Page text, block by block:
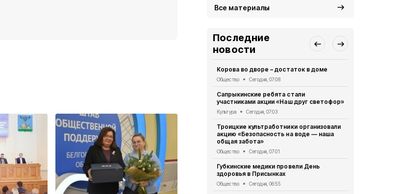
Все материалы
Последние
новости
Корова во дворе – достаток в доме
Общество Сегодня, 07:08
Сапрыкинские ребята стали
участниками акции «Наш друг светофор»
Культура Сегодня, 07:03
Троицкие культработники организовали
акцию «Безопасность на воде — наша
общая забота»
Общество Сегодня, 07:01
Губкинские медики провели День
здоровья в Присынках
Общество Сегодня, 06:55